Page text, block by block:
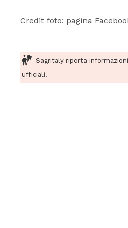
Credit foto: pagina
Sagritaly riporta
ufficiali.